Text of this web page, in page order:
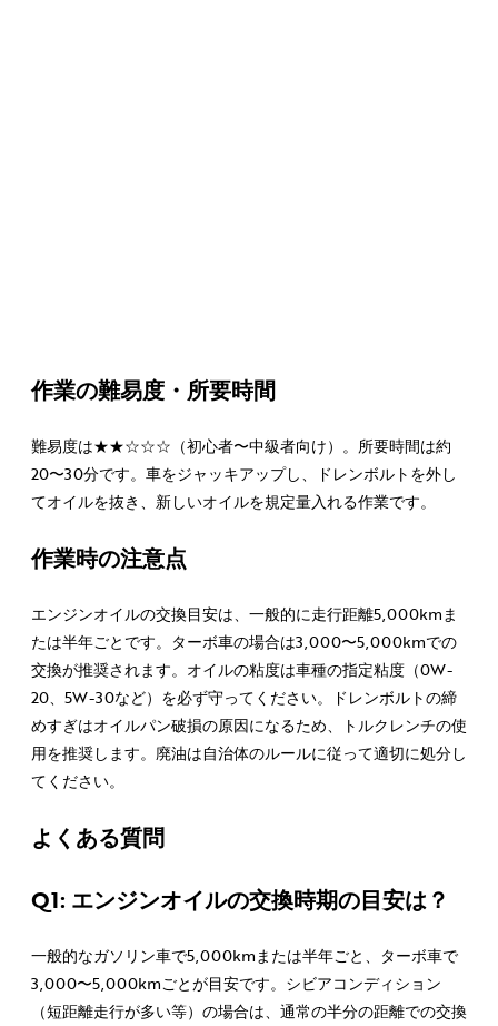
作業の難易度・所要時間
難易度は★★☆☆☆（初心者〜中級者向け）。所要時間は約
20〜30分です。車をジャッキアップし、ドレンボルトを外し
てオイルを抜き、新しいオイルを規定量入れる作業です。
作業時の注意点
エンジンオイルの交換目安は、一般的に走行距離5,000kmま
たは半年ごとです。ターボ車の場合は3,000〜5,000kmでの
交換が推奨されます。オイルの粘度は車種の指定粘度（0W-
20、5W-30など）を必ず守ってください。ドレンボルトの締
めすぎはオイルパン破損の原因になるため、トルクレンチの使
用を推奨します。廃油は自治体のルールに従って適切に処分し
てください。
よくある質問
Q1: エンジンオイルの交換時期の目安は？
一般的なガソリン車で5,000kmまたは半年ごと、ターボ車で
3,000〜5,000kmごとが目安です。シビアコンディション
（短距離走行が多い等）の場合は、通常の半分の距離での交換